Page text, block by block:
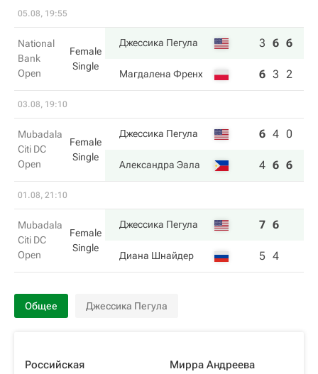
05.08, 19:55
National
Bank
Open
Female
Single
Джессика Пегула 3 6 6
Магдалена Френх 6 3 2
03.08, 19:10
Mubadala
Citi DC
Open
Female
Single
Джессика Пегула 6 4 0
Александра Эала 4 6 6
01.08, 21:10
Mubadala
Citi DC
Open
Female
Single
Джессика Пегула 7 6
Диана Шнайдер 5 4
Общее Джессика Пегула
Российская
Мирра Андреева